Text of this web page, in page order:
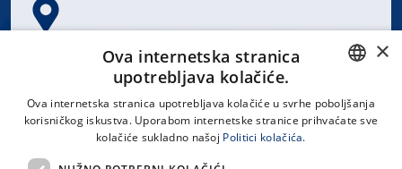
Spinčićeva 1, 21000 Split
CROATIAN
×
Ova internetska stranica
upotrebljava kolačiće.
Ova internetska stranica upotrebljava kolačiće u svrhe poboljšanja
korisničkog iskustva. Uporabom internetske stranice prihvaćate sve
kolačiće sukladno našoj Politici kolačića.